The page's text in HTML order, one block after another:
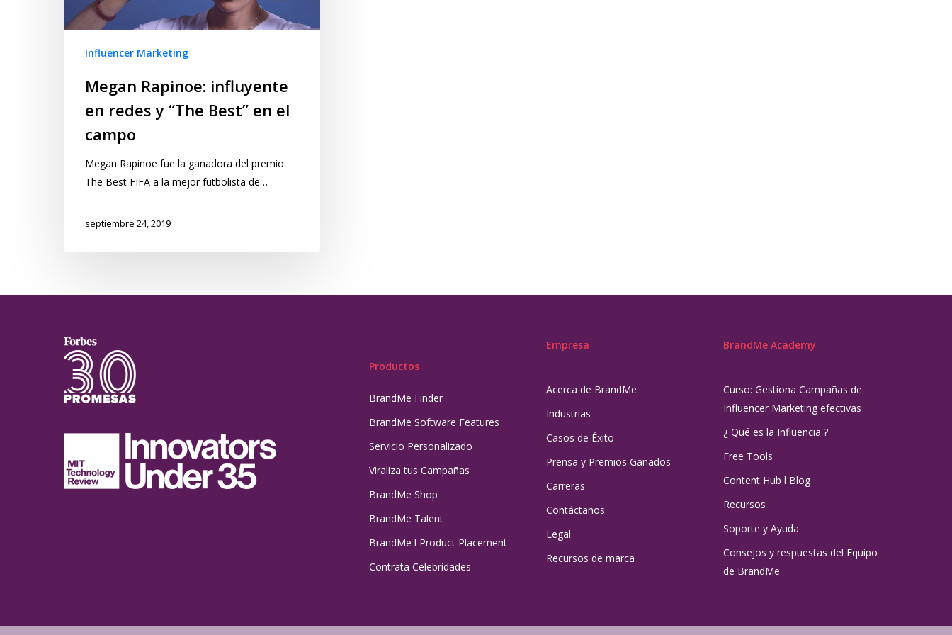
Influencer Marketing
Megan Rapinoe: influyente
en redes y “The Best” en el
campo
Megan Rapinoe fue la ganadora del premio
The Best FIFA a la mejor futbolista de…
septiembre 24, 2019
Productos
BrandMe Finder
BrandMe Software Features
Servicio Personalizado
Viraliza tus Campañas
BrandMe Shop
BrandMe Talent
BrandMe l Product Placement
Contrata Celebridades
Empresa
Acerca de BrandMe
Industrias
Casos de Éxito
Prensa y Premios Ganados
Carreras
Contáctanos
Legal
Recursos de marca
BrandMe Academy
Curso: Gestiona Campañas de
Influencer Marketing efectivas
¿ Qué es la Influencia ?
Free Tools
Content Hub l Blog
Recursos
Soporte y Ayuda
Consejos y respuestas del Equipo
de BrandMe